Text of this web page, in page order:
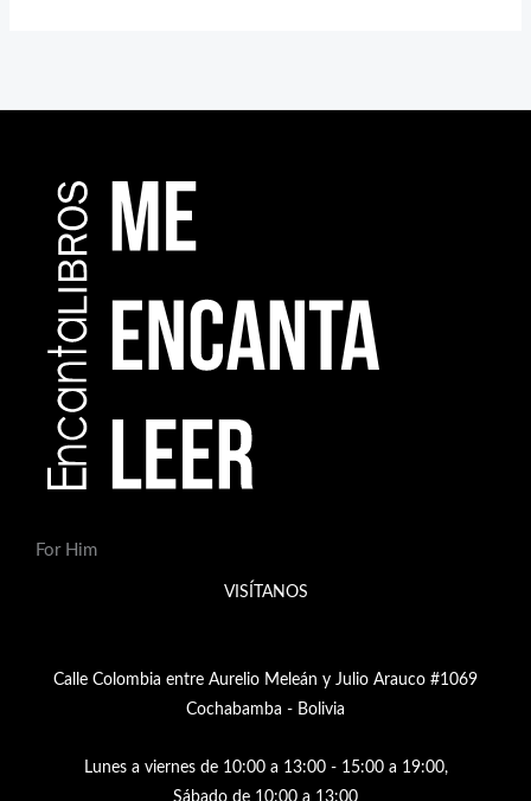
For Him
VISÍTANOS
Calle Colombia entre Aurelio Meleán y Julio Arauco #1069
Cochabamba - Bolivia
Lunes a viernes de 10:00 a 13:00 - 15:00 a 19:00,
Sábado de 10:00 a 13:00